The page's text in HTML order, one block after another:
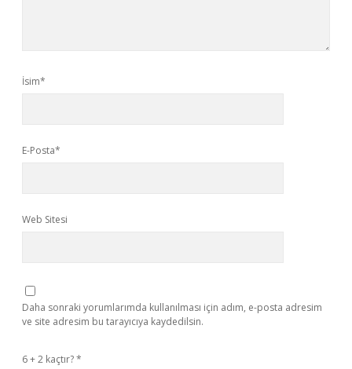
İsim*
E-Posta*
Web Sitesi
Daha sonraki yorumlarımda kullanılması için adım, e-posta adresim
ve site adresim bu tarayıcıya kaydedilsin.
6 + 2 kaçtır?*